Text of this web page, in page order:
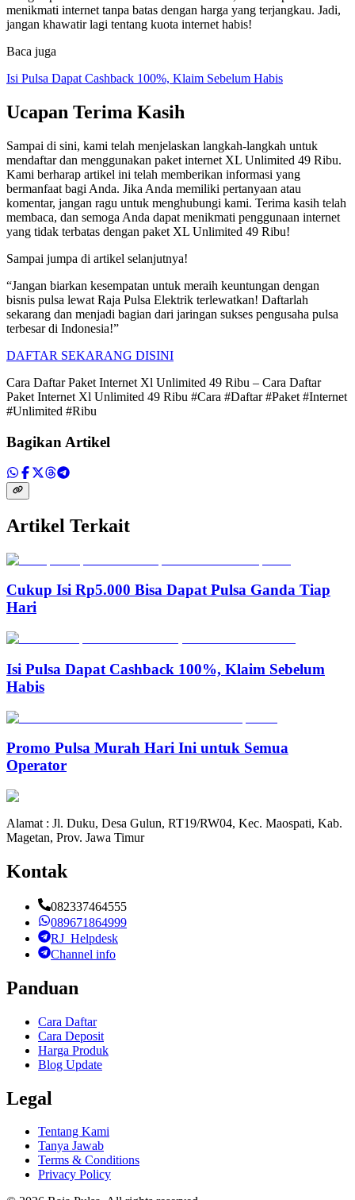
menikmati internet tanpa batas dengan harga yang terjangkau. Jadi,
jangan khawatir lagi tentang kuota internet habis!
Baca juga
Isi Pulsa Dapat Cashback 100%, Klaim Sebelum Habis
Ucapan Terima Kasih
Sampai di sini, kami telah menjelaskan langkah-langkah untuk
mendaftar dan menggunakan paket internet XL Unlimited 49 Ribu.
Kami berharap artikel ini telah memberikan informasi yang
bermanfaat bagi Anda. Jika Anda memiliki pertanyaan atau
komentar, jangan ragu untuk menghubungi kami. Terima kasih telah
membaca, dan semoga Anda dapat menikmati penggunaan internet
yang tidak terbatas dengan paket XL Unlimited 49 Ribu!
Sampai jumpa di artikel selanjutnya!
“Jangan biarkan kesempatan untuk meraih keuntungan dengan
bisnis pulsa lewat Raja Pulsa Elektrik terlewatkan! Daftarlah
sekarang dan menjadi bagian dari jaringan sukses pengusaha pulsa
terbesar di Indonesia!”
DAFTAR SEKARANG DISINI
Cara Daftar Paket Internet Xl Unlimited 49 Ribu – Cara Daftar
Paket Internet Xl Unlimited 49 Ribu #Cara #Daftar #Paket #Internet
#Unlimited #Ribu
Bagikan Artikel
Artikel Terkait
Cukup Isi Rp5.000 Bisa Dapat Pulsa Ganda Tiap
Hari
Isi Pulsa Dapat Cashback 100%, Klaim Sebelum
Habis
Promo Pulsa Murah Hari Ini untuk Semua
Operator
Alamat : Jl. Duku, Desa Gulun, RT19/RW04, Kec. Maospati, Kab.
Magetan, Prov. Jawa Timur
Kontak
082337464555
089671864999
RJ_Helpdesk
Channel info
Panduan
Cara Daftar
Cara Deposit
Harga Produk
Blog Update
Legal
Tentang Kami
Tanya Jawab
Terms & Conditions
Privacy Policy